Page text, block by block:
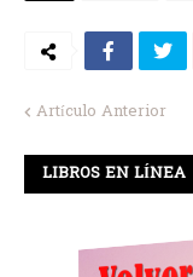
Artículo Anterior
LIBROS EN LÍNEA